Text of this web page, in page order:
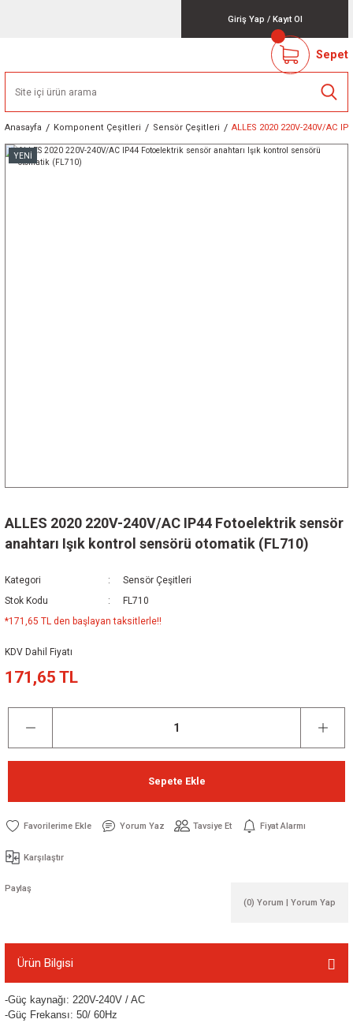
Giriş Yap / Kayıt Ol
Sepet
Anasayfa Komponent Çeşitleri Sensör Çeşitleri ALLES 2020 220V-240V/AC
YENİ
ALLES 2020 220V-240V/AC IP44 Fotoelektrik sensör
anahtarı Işık kontrol sensörü otomatik (FL710)
Kategori
Sensör Çeşitleri
Stok Kodu
FL710
*171,65 TL den başlayan taksitlerle!!
KDV Dahil Fiyatı
171,65 TL
Sepete Ekle
Yorum Yaz Tavsiye Et Fiyat Alarmı
Karşılaştır
Paylaş
(0) Yorum | Yorum Yap
Ürün Bilgisi
-Güç kaynağı: 220V-240V / AC
-Güç Frekansı: 50/ 60Hz